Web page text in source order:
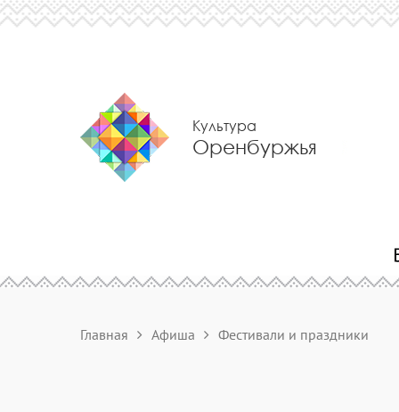
Культура
Оренбуржья
Главная Афиша Фестивали и праздники